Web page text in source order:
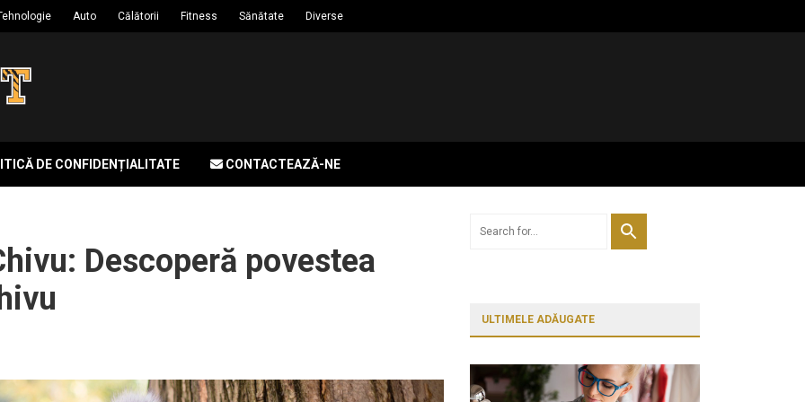
Auto Călătorii Fitness Sănătate Diverse
DE CONFIDENȚIALITATE CONTACTEAZĂ-NE
Descoperă povestea
ULTIMELE ADĂUGATE